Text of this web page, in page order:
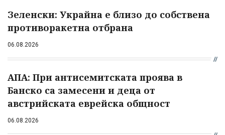
Зеленски: Украйна е близо до собствена
противоракетна отбрана
06.08.2026
АПА: При антисемитската проява в
Банско са замесени и деца от
австрийската еврейска общност
06.08.2026